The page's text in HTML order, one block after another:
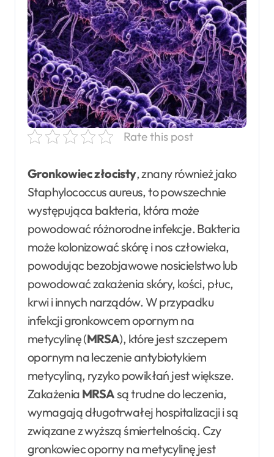
Rate this post
Gronkowiec złocisty, znany również jako
Staphylococcus aureus, to powszechnie
występująca bakteria, która może
powodować różnorodne infekcje. Bakteria
może kolonizować skórę i nos człowieka,
powodując bezobjawowe nosicielstwo lub
powodować zakażenia skóry, kości, płuc,
krwi i innych narządów. W przypadku
infekcji gronkowcem opornym na
metycylinę (MRSA), które jest szczepem
opornym na leczenie antybiotykiem
metycyliną, ryzyko powikłań jest większe.
Zakażenia MRSAsą trudne do leczenia,
wymagają długotrwałej hospitalizacji i są
związane z wyższą śmiertelnością. Czy
gronkowiec oporny na metycylinę jest